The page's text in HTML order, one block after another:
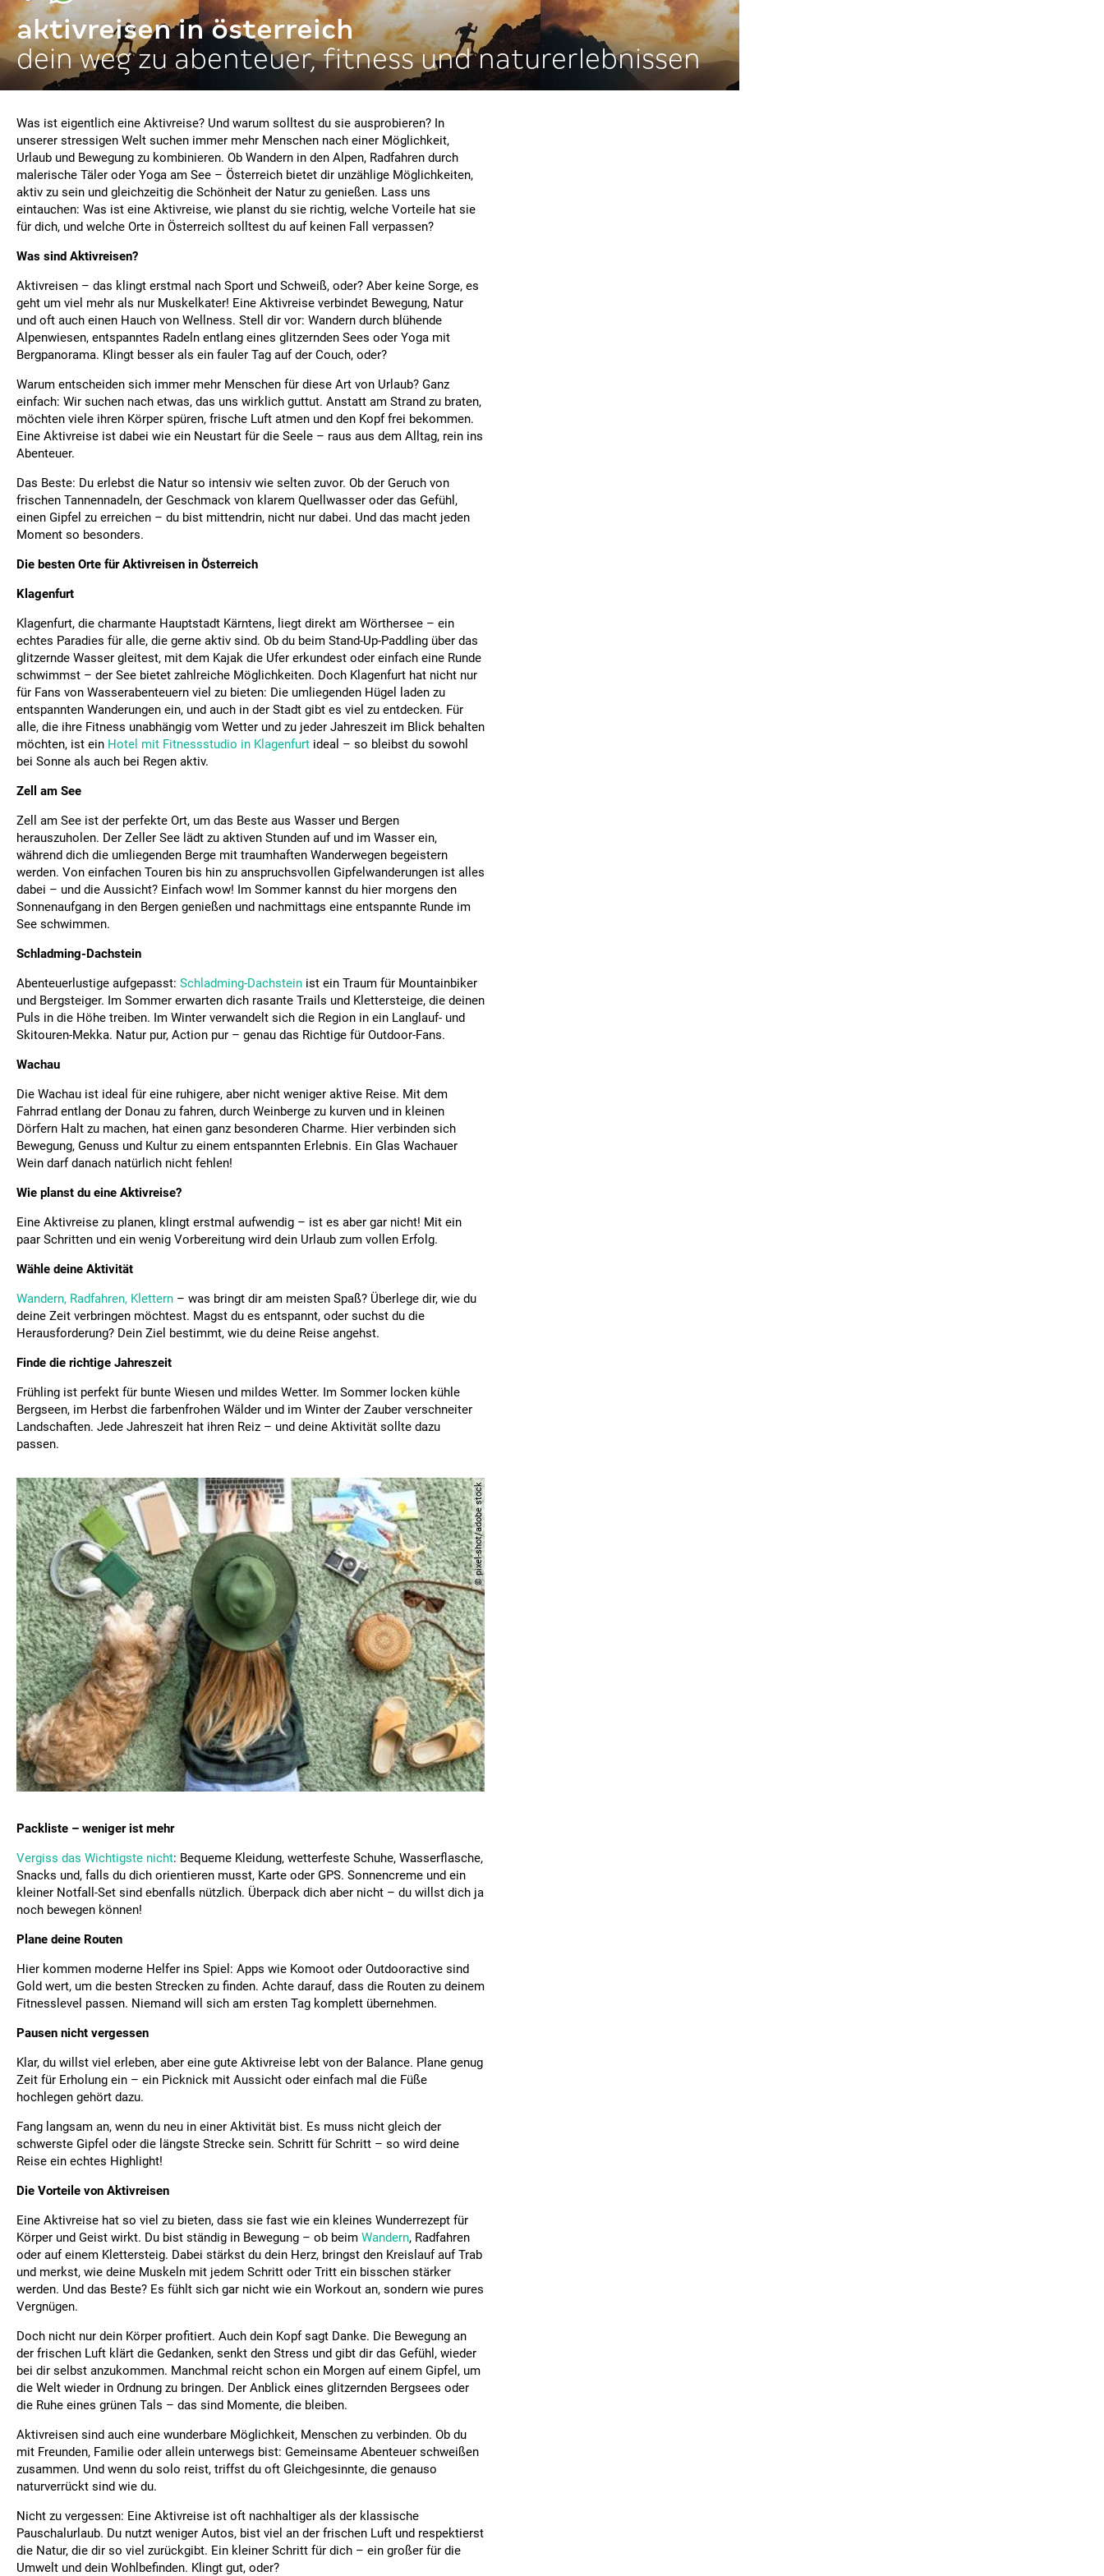
aktivreisen in österreich
dein weg zu abenteuer, fitness und naturerlebnissen
Was ist eigentlich eine Aktivreise? Und warum solltest du sie ausprobieren? In
unserer stressigen Welt suchen immer mehr Menschen nach einer Möglichkeit,
Urlaub und Bewegung zu kombinieren. Ob Wandern in den Alpen, Radfahren durch
malerische Täler oder Yoga am See – Österreich bietet dir unzählige Möglichkeiten,
aktiv zu sein und gleichzeitig die Schönheit der Natur zu genießen. Lass uns
eintauchen: Was ist eine Aktivreise, wie planst du sie richtig, welche Vorteile hat sie
für dich, und welche Orte in Österreich solltest du auf keinen Fall verpassen?
Was sind Aktivreisen?
Aktivreisen – das klingt erstmal nach Sport und Schweiß, oder? Aber keine Sorge, es
geht um viel mehr als nur Muskelkater! Eine Aktivreise verbindet Bewegung, Natur
und oft auch einen Hauch von Wellness. Stell dir vor: Wandern durch blühende
Alpenwiesen, entspanntes Radeln entlang eines glitzernden Sees oder Yoga mit
Bergpanorama. Klingt besser als ein fauler Tag auf der Couch, oder?
Warum entscheiden sich immer mehr Menschen für diese Art von Urlaub? Ganz
einfach: Wir suchen nach etwas, das uns wirklich guttut. Anstatt am Strand zu braten,
möchten viele ihren Körper spüren, frische Luft atmen und den Kopf frei bekommen.
Eine Aktivreise ist dabei wie ein Neustart für die Seele – raus aus dem Alltag, rein ins
Abenteuer.
Das Beste: Du erlebst die Natur so intensiv wie selten zuvor. Ob der Geruch von
frischen Tannennadeln, der Geschmack von klarem Quellwasser oder das Gefühl,
einen Gipfel zu erreichen – du bist mittendrin, nicht nur dabei. Und das macht jeden
Moment so besonders.
Die besten Orte für Aktivreisen in Österreich
Klagenfurt
Klagenfurt, die charmante Hauptstadt Kärntens, liegt direkt am Wörthersee – ein
echtes Paradies für alle, die gerne aktiv sind. Ob du beim Stand-Up-Paddling über das
glitzernde Wasser gleitest, mit dem Kajak die Ufer erkundest oder einfach eine Runde
schwimmst – der See bietet zahlreiche Möglichkeiten. Doch Klagenfurt hat nicht nur
für Fans von Wasserabenteuern viel zu bieten: Die umliegenden Hügel laden zu
entspannten Wanderungen ein, und auch in der Stadt gibt es viel zu entdecken. Für
alle, die ihre Fitness unabhängig vom Wetter und zu jeder Jahreszeit im Blick behalten
möchten, ist ein Hotel mit Fitnessstudio in Klagenfurt ideal – so bleibst du sowohl
bei Sonne als auch bei Regen aktiv.
Zell am See
Zell am See ist der perfekte Ort, um das Beste aus Wasser und Bergen
herauszuholen. Der Zeller See lädt zu aktiven Stunden auf und im Wasser ein,
während dich die umliegenden Berge mit traumhaften Wanderwegen begeistern
werden. Von einfachen Touren bis hin zu anspruchsvollen Gipfelwanderungen ist alles
dabei – und die Aussicht? Einfach wow! Im Sommer kannst du hier morgens den
Sonnenaufgang in den Bergen genießen und nachmittags eine entspannte Runde im
See schwimmen.
Schladming-Dachstein
Abenteuerlustige aufgepasst: Schladming-Dachstein ist ein Traum für Mountainbiker
und Bergsteiger. Im Sommer erwarten dich rasante Trails und Klettersteige, die deinen
Puls in die Höhe treiben. Im Winter verwandelt sich die Region in ein Langlauf- und
Skitouren-Mekka. Natur pur, Action pur – genau das Richtige für Outdoor-Fans.
Wachau
Die Wachau ist ideal für eine ruhigere, aber nicht weniger aktive Reise. Mit dem
Fahrrad entlang der Donau zu fahren, durch Weinberge zu kurven und in kleinen
Dörfern Halt zu machen, hat einen ganz besonderen Charme. Hier verbinden sich
Bewegung, Genuss und Kultur zu einem entspannten Erlebnis. Ein Glas Wachauer
Wein darf danach natürlich nicht fehlen!
Wie planst du eine Aktivreise?
Eine Aktivreise zu planen, klingt erstmal aufwendig – ist es aber gar nicht! Mit ein
paar Schritten und ein wenig Vorbereitung wird dein Urlaub zum vollen Erfolg.
Wähle deine Aktivität
Wandern, Radfahren, Klettern – was bringt dir am meisten Spaß? Überlege dir, wie du
deine Zeit verbringen möchtest. Magst du es entspannt, oder suchst du die
Herausforderung? Dein Ziel bestimmt, wie du deine Reise angehst.
Finde die richtige Jahreszeit
Frühling ist perfekt für bunte Wiesen und mildes Wetter. Im Sommer locken kühle
Bergseen, im Herbst die farbenfrohen Wälder und im Winter der Zauber verschneiter
Landschaften. Jede Jahreszeit hat ihren Reiz – und deine Aktivität sollte dazu
passen.
© pixel-shot/adobe stock
Packliste – weniger ist mehr
Vergiss das Wichtigste nicht: Bequeme Kleidung, wetterfeste Schuhe, Wasserflasche,
Snacks und, falls du dich orientieren musst, Karte oder GPS. Sonnencreme und ein
kleiner Notfall-Set sind ebenfalls nützlich. Überpack dich aber nicht – du willst dich ja
noch bewegen können!
Plane deine Routen
Hier kommen moderne Helfer ins Spiel: Apps wie Komoot oder Outdooractive sind
Gold wert, um die besten Strecken zu finden. Achte darauf, dass die Routen zu deinem
Fitnesslevel passen. Niemand will sich am ersten Tag komplett übernehmen.
Pausen nicht vergessen
Klar, du willst viel erleben, aber eine gute Aktivreise lebt von der Balance. Plane genug
Zeit für Erholung ein – ein Picknick mit Aussicht oder einfach mal die Füße
hochlegen gehört dazu.
Fang langsam an, wenn du neu in einer Aktivität bist. Es muss nicht gleich der
schwerste Gipfel oder die längste Strecke sein. Schritt für Schritt – so wird deine
Reise ein echtes Highlight!
Die Vorteile von Aktivreisen
Eine Aktivreise hat so viel zu bieten, dass sie fast wie ein kleines Wunderrezept für
Körper und Geist wirkt. Du bist ständig in Bewegung – ob beim Wandern, Radfahren
oder auf einem Klettersteig. Dabei stärkst du dein Herz, bringst den Kreislauf auf Trab
und merkst, wie deine Muskeln mit jedem Schritt oder Tritt ein bisschen stärker
werden. Und das Beste? Es fühlt sich gar nicht wie ein Workout an, sondern wie pures
Vergnügen.
Doch nicht nur dein Körper profitiert. Auch dein Kopf sagt Danke. Die Bewegung an
der frischen Luft klärt die Gedanken, senkt den Stress und gibt dir das Gefühl, wieder
bei dir selbst anzukommen. Manchmal reicht schon ein Morgen auf einem Gipfel, um
die Welt wieder in Ordnung zu bringen. Der Anblick eines glitzernden Bergsees oder
die Ruhe eines grünen Tals – das sind Momente, die bleiben.
Aktivreisen sind auch eine wunderbare Möglichkeit, Menschen zu verbinden. Ob du
mit Freunden, Familie oder allein unterwegs bist: Gemeinsame Abenteuer schweißen
zusammen. Und wenn du solo reist, triffst du oft Gleichgesinnte, die genauso
naturverrückt sind wie du.
Nicht zu vergessen: Eine Aktivreise ist oft nachhaltiger als der klassische
Pauschalurlaub. Du nutzt weniger Autos, bist viel an der frischen Luft und respektierst
die Natur, die dir so viel zurückgibt. Ein kleiner Schritt für dich – ein großer für die
Umwelt und dein Wohlbefinden. Klingt gut, oder?